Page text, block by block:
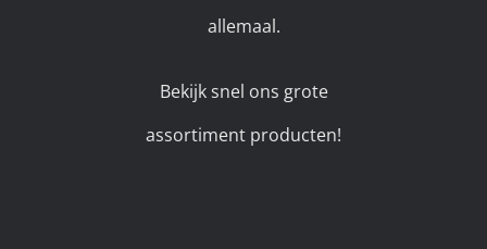
allemaal.
Bekijk snel ons grote
assortiment producten!